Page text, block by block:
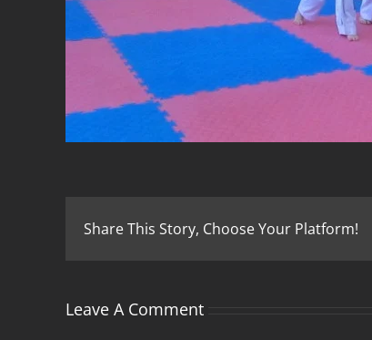
Share This Story, Choose Your Platform!
Leave A Comment